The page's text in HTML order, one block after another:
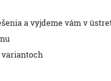
a vyjdeme vám v